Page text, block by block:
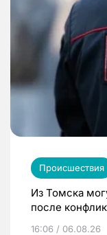
Происшествия
Из Томска
после
16:06 / 06.08.26